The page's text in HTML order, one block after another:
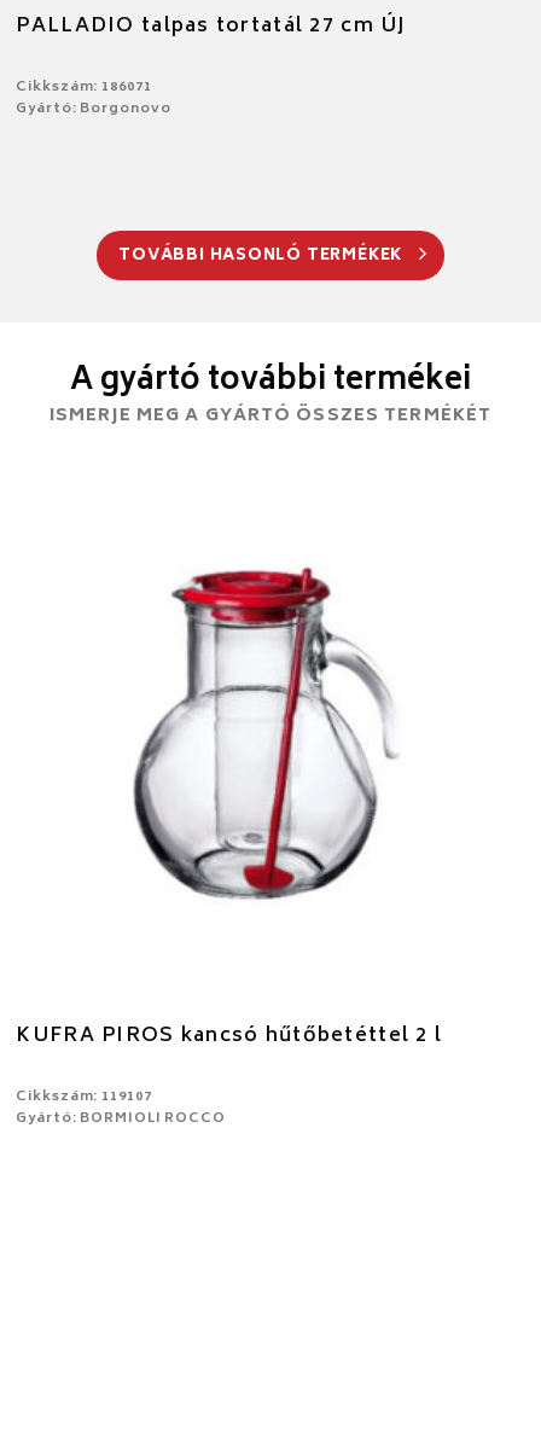
PALLADIO talpas tortatál 27 cm ÚJ
Cikkszám: 186071
Gyártó: Borgonovo
TOVÁBBI HASONLÓ TERMÉKEK
A gyártó további termékei
ISMERJE MEG A GYÁRTÓ ÖSSZES TERMÉKÉT
KUFRA PIROS kancsó hűtőbetéttel 2 l
Cikkszám: 119107
Gyártó: BORMIOLI ROCCO